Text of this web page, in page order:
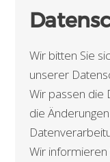
Wir bitten Sie
unserer
Wir passen die
die
Wir